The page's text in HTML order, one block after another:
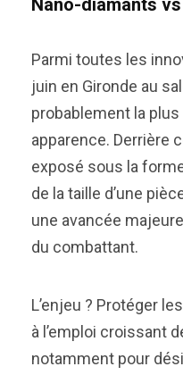
Nano-diamants
Parmi toutes les
juin en Gironde au
probablement la
apparence. Derrière
exposé sous la
de la taille d’une
une avancée
du combattant.
L’enjeu ? Protéger
à l’emploi croissant
notamment pour